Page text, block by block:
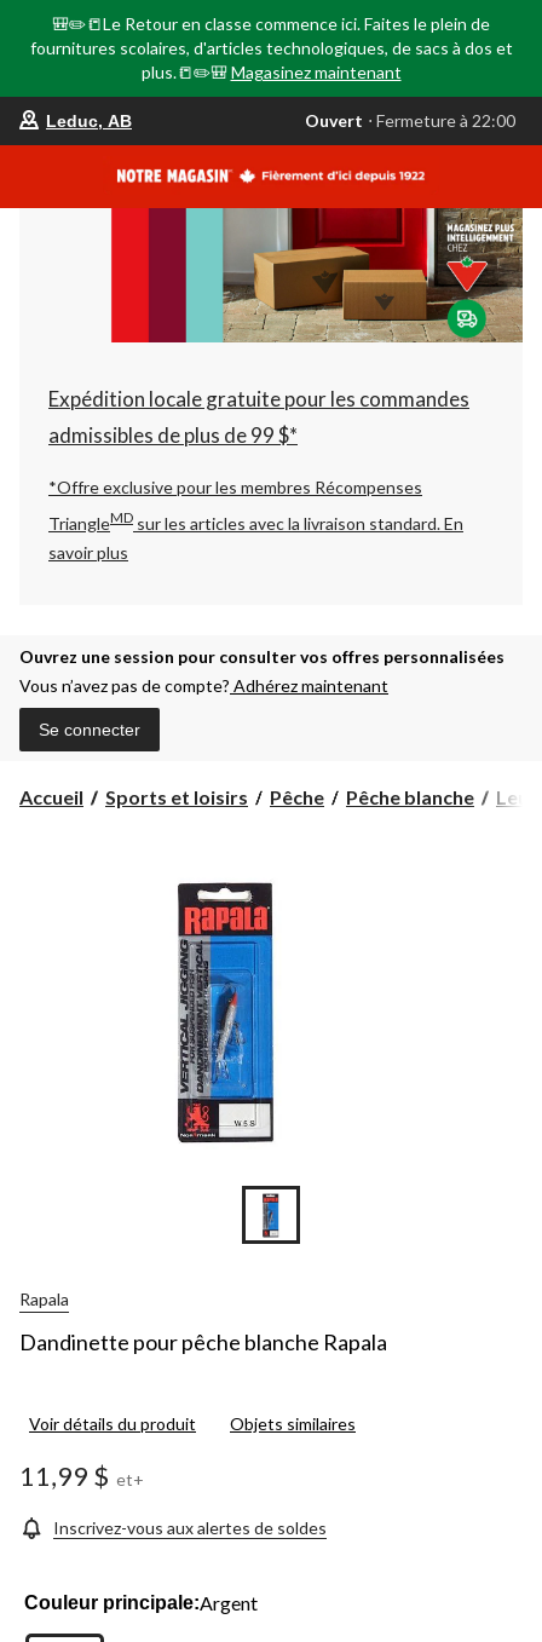
🎒✏️📒Le Retour en classe commence ici. Faites le plein de
fournitures scolaires, d'articles technologiques, de sacs à dos et
plus.📒✏️🎒 Magasinez maintenant
votre
est
AB,
Ouvert,
Fermeture
à
22:00
changer
Leduc, AB Ouvert ⋅ Fermeture à 22:00
Expédition locale gratuite pour les commandes
admissibles de plus de 99 $*
*Offre exclusive pour les membres Récompenses
TriangleMD sur les articles avec la livraison standard.En
savoir plus
Ouvrez une session pour consulter vos offres personnalisées
Vous n’avez pas de compte? Adhérez maintenant
Se connecter
Accueil Sports et loisirs Pêche Pêche blanche
Rapala
Dandinette pour pêche blanche Rapala
Voir détails du produit Objets similaires
11,99 $ et+
Inscrivez-vous aux alertes de soldes
Couleur principale:Argent